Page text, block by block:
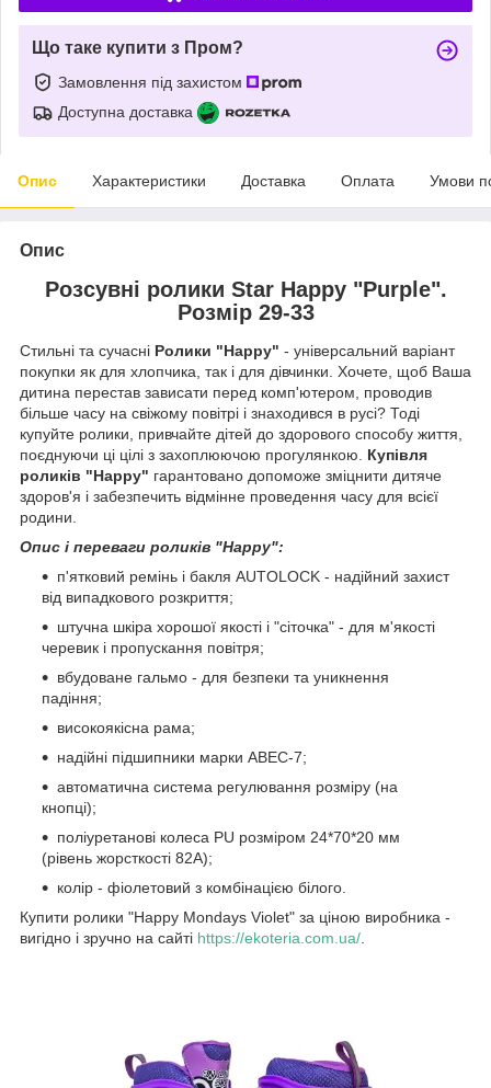
Що таке купити з Пром?
Замовлення під захистом
Доступна доставка
Опис Характеристики Доставка Оплата Умови
Опис
Розсувні ролики Star Happy "Purple".
Розмір 29-33
Стильні та сучасні Ролики "Happy" - універсальний варіант
покупки як для хлопчика, так і для дівчинки. Хочете, щоб Ваша
дитина перестав зависати перед комп'ютером, проводив
більше часу на свіжому повітрі і знаходився в русі? Тоді
купуйте ролики, привчайте дітей до здорового способу життя,
поєднуючи ці цілі з захоплюючою прогулянкою. Купівля
роликів "Happy" гарантовано допоможе зміцнити дитяче
здоров'я і забезпечить відмінне проведення часу для всієї
родини.
Опис і переваги роликів "Happy":
п'ятковий ремінь і бакля AUTОLOCK - надійний захист
від випадкового розкриття;
штучна шкіра хорошої якості і "сіточка" - для м'якості
черевик і пропускання повітря;
вбудоване гальмо - для безпеки та уникнення
падіння;
високоякісна рама;
надійні підшипники марки ABEC-7;
автоматична система регулювання розміру (на
кнопці);
поліуретанові колеса PU розміром 24*70*20 мм
(рівень жорсткості 82А);
колір - фіолетовий з комбінацією білого.
Купити ролики "Happy Mondays Violet" за ціною виробника -
вигідно і зручно на сайті https://ekoteria.com.ua/.